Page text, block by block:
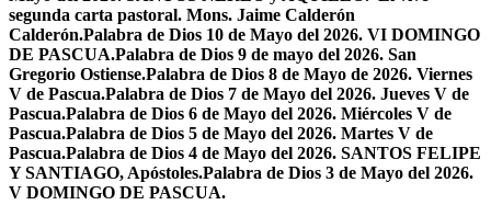
segunda carta pastoral. Mons. Jaime Calderón
Calderón.Palabra de Dios 10 de Mayo del 2026. VI DOMINGO
DE PASCUA.Palabra de Dios 9 de mayo del 2026. San
Gregorio Ostiense.Palabra de Dios 8 de Mayo de 2026. Viernes
V de Pascua.Palabra de Dios 7 de Mayo del 2026. Jueves V de
Pascua.Palabra de Dios 6 de Mayo del 2026. Miércoles V de
Pascua.Palabra de Dios 5 de Mayo del 2026. Martes V de
Pascua.Palabra de Dios 4 de Mayo del 2026. SANTOS FELIPE
Y SANTIAGO, Apóstoles.Palabra de Dios 3 de Mayo del 2026.
V DOMINGO DE PASCUA.